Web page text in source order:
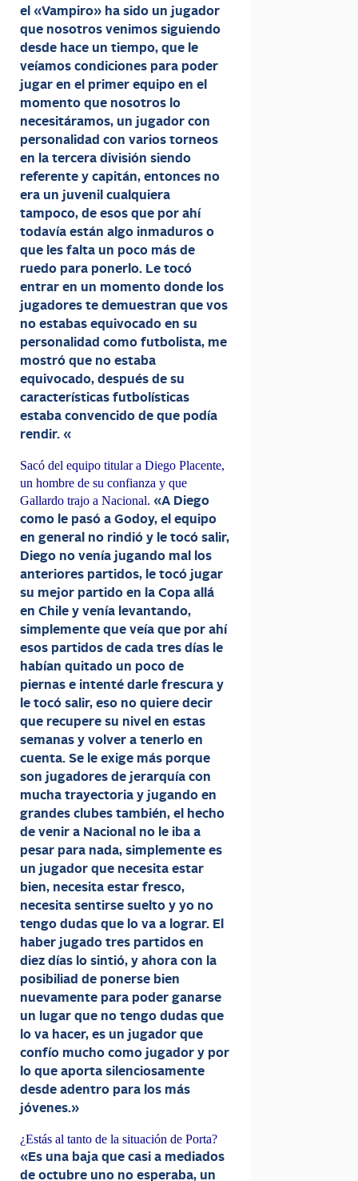
el «Vampiro» ha sido un jugador
que nosotros venimos siguiendo
desde hace un tiempo, que le
veíamos condiciones para poder
jugar en el primer equipo en el
momento que nosotros lo
necesitáramos, un jugador con
personalidad con varios torneos
en la tercera división siendo
referente y capitán, entonces no
era un juvenil cualquiera
tampoco, de esos que por ahí
todavía están algo inmaduros o
que les falta un poco más de
ruedo para ponerlo. Le tocó
entrar en un momento donde los
jugadores te demuestran que vos
no estabas equivocado en su
personalidad como futbolista, me
mostró que no estaba
equivocado, después de su
características futbolísticas
estaba convencido de que podía
rendir. «
Sacó del equipo titular a Diego Placente,
un hombre de su confianza y que
Gallardo trajo a Nacional. «A Diego
como le pasó a Godoy, el equipo
en general no rindió y le tocó salir,
Diego no venía jugando mal los
anteriores partidos, le tocó jugar
su mejor partido en la Copa allá
en Chile y venía levantando,
simplemente que veía que por ahí
esos partidos de cada tres días le
habían quitado un poco de
piernas e intenté darle frescura y
le tocó salir, eso no quiere decir
que recupere su nivel en estas
semanas y volver a tenerlo en
cuenta. Se le exige más porque
son jugadores de jerarquía con
mucha trayectoria y jugando en
grandes clubes también, el hecho
de venir a Nacional no le iba a
pesar para nada, simplemente es
un jugador que necesita estar
bien, necesita estar fresco,
necesita sentirse suelto y yo no
tengo dudas que lo va a lograr. El
haber jugado tres partidos en
diez días lo sintió, y ahora con la
posibiliad de ponerse bien
nuevamente para poder ganarse
un lugar que no tengo dudas que
lo va hacer, es un jugador que
confío mucho como jugador y por
lo que aporta silenciosamente
desde adentro para los más
jóvenes.»
¿Estás al tanto de la situación de Porta?
«Es una baja que casi a mediados
de octubre uno no esperaba, un